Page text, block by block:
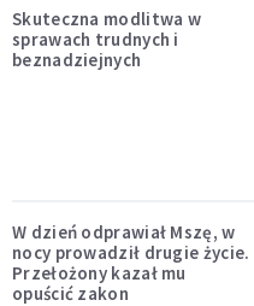
Skuteczna modlitwa w
sprawach trudnych i
beznadziejnych
W dzień odprawiał Mszę, w
nocy prowadził drugie życie.
Przełożony kazał mu
opuścić zakon